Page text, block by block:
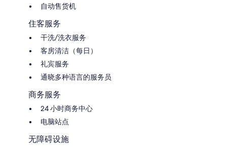
自动售货机
住客服务
干洗/洗衣服务
客房清洁（每日）
礼宾服务
通晓多种语言的服务员
商务服务
24 小时商务中心
电脑站点
无障碍设施